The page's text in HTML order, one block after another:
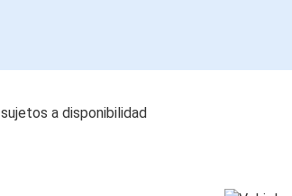
a disponibilidad